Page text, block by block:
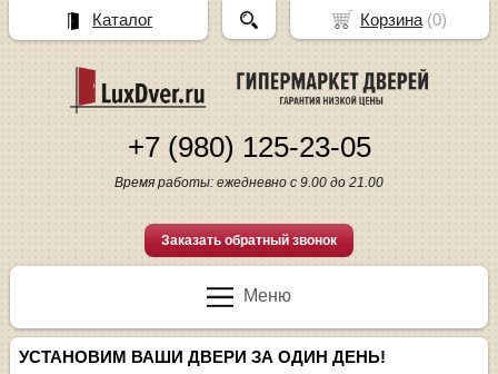
+7 (980) 125-23-05
Время работы: ежедневно с 9.00 до 21.00
Заказать обратный звонок
Меню
УСТАНОВИМ ВАШИ ДВЕРИ ЗА ОДИН ДЕНЬ!
Корзина(0)
Каталог